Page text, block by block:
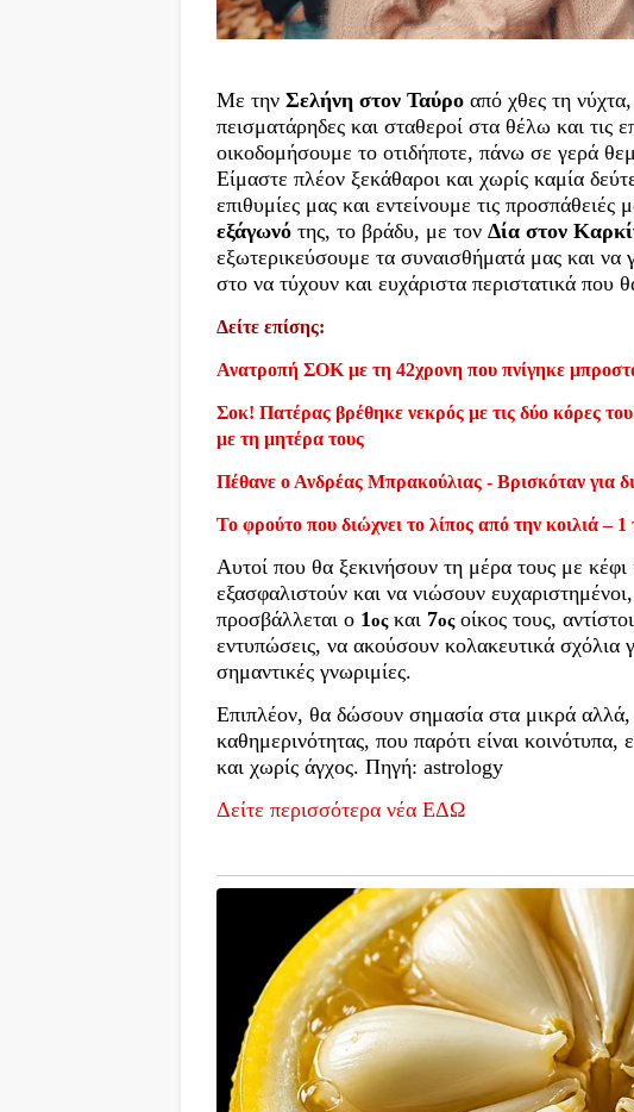
Με την Σελήνη στον Ταύρο από χθες τη
πεισματάρηδες και σταθεροί στα θέλω και τις
οικοδομήσουμε το οτιδήποτε, πάνω σε γερά
Είμαστε πλέον ξεκάθαροι και χωρίς καμία
επιθυμίες μας και εντείνουμε τις προσπάθειές
εξάγωνό της, το βράδυ, με τον Δία στον
εξωτερικεύσουμε τα συναισθήματά μας και να
στο να τύχουν και ευχάριστα περιστατικά που
Δείτε επίσης:
Ανατροπή ΣΟΚ με τη 42χρονη που πνίγηκε
Σοκ! Πατέρας βρέθηκε νεκρός με τις δύο κόρες του
με τη μητέρα τους
Πέθανε ο Ανδρέας Μπρακούλιας - Βρισκόταν για
Το φρούτο που διώχνει το λίπος από την κοιλιά –
Αυτοί που θα ξεκινήσουν τη μέρα τους με κέφι
εξασφαλιστούν και να νιώσουν ευχαριστημένοι,
προσβάλλεται ο 1οςκαι 7οςοίκος τους,
εντυπώσεις, να ακούσουν κολακευτικά σχόλια
σημαντικές γνωριμίες.
Επιπλέον, θα δώσουν σημασία στα μικρά αλλά,
καθημερινότητας, που παρότι είναι
και χωρίς άγχος. Πηγή: astrology
Δείτε περισσότερα νέα ΕΔΩ